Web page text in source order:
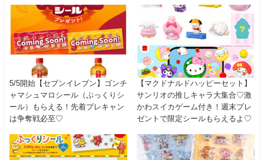
5/5開始【セブンイレブン】ゴンチ
ャマシュマロシール（ぷっくりシ
ール）もらえる！先着プレキャン
は争奪戦必至♡
【マクドナルドハッピーセット】
サンリオの推しキャラ大集合♡激
かわスイカゲーム付き！週末プレ
ゼントで限定シールもらえるよ♡